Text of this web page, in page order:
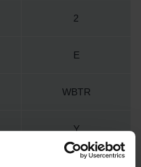
2
E
WBTR
Y